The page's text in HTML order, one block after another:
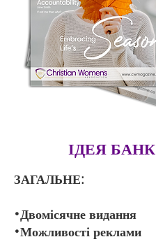
ІДЕЯ БАНК
ЗАГАЛЬНЕ:
•Двомісячне видання
•Можливості реклами